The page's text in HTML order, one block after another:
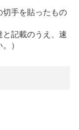
切手を貼ったもの
と記載のうえ、速
）